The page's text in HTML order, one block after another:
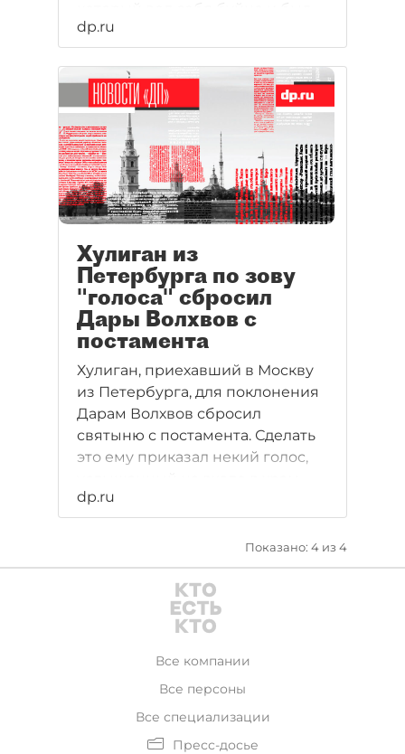
выведен из храма.
dp.ru
Хулиган из
Петербурга по зову
"голоса" сбросил
Дары Волхвов с
постамента
Хулиган, приехавший в Москву
из Петербурга, для поклонения
Дарам Волхвов сбросил
святыню с постамента. Сделать
это ему приказал некий голос,
dp.ru
Показано: 4 из 4
Все компании
Все персоны
Все специализации
Пресс-досье